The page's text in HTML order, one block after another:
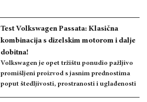
Test Volkswagen Passata: Klasična
kombinacija s dizelskim motorom i dalje
dobitna!
Volkswagen je opet tržištu ponudio pažljivo
promišljeni proizvod s jasnim prednostima
poput štedljivosti, prostranosti i uglađenosti